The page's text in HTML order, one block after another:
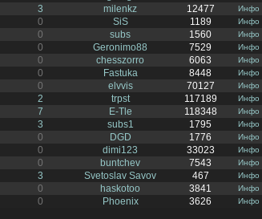
3 milenkz 12477 Инфо
0 SiS 1189 Инфо
0 subs 1560 Инфо
0 Geronimo88 7529 Инфо
0 chesszorro 6063 Инфо
0 Fastuka 8448 Инфо
0 elvvis 70127 Инфо
2 trpst 117189 Инфо
7 E-Tle 118348 Инфо
3 subs1 1795 Инфо
0 DGD 1776 Инфо
0 dimi123 33023 Инфо
0 buntchev 7543 Инфо
3 Svetoslav Savov 467 Инфо
0 haskotoo 3841 Инфо
0 Phoenix 3626 Инфо